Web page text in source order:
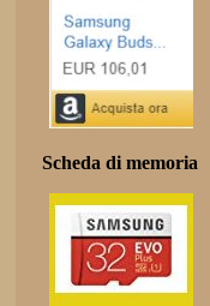
Scheda di memoria